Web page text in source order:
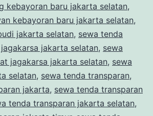
kebayoran baru jakarta selatan,
kebayoran baru jakarta selatan,
jakarta selatan, sewa tenda
jakarta selatan, sewa
jagakarsa jakarta selatan, sewa
selatan, sewa tenda transparan,
jakarta, sewa tenda transparan
tenda transparan jakarta selatan,